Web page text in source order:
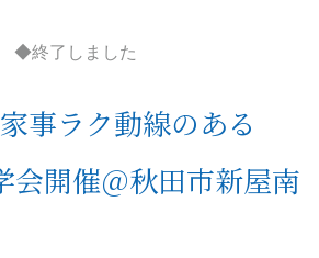
◆終了しました
事ラク動線のある
開催＠秋田市新屋南